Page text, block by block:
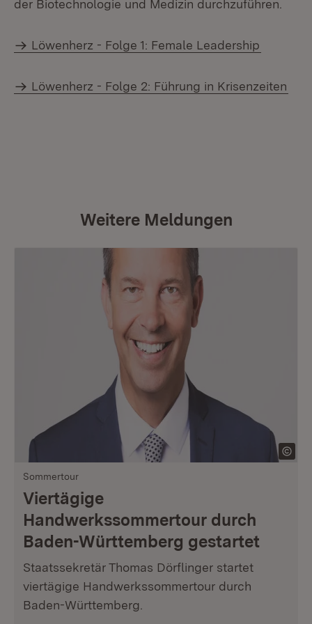
der Biotechnologie und Medizin durchzuführen.
Löwenherz - Folge 1: Female Leadership
Löwenherz - Folge 2: Führung in Krisenzeiten
Weitere Meldungen
Sommertour
Viertägige
Handwerkssommertour durch
Baden-Württemberg gestartet
Staatssekretär Thomas Dörflinger startet
viertägige Handwerkssommertour durch
Baden-Württemberg.